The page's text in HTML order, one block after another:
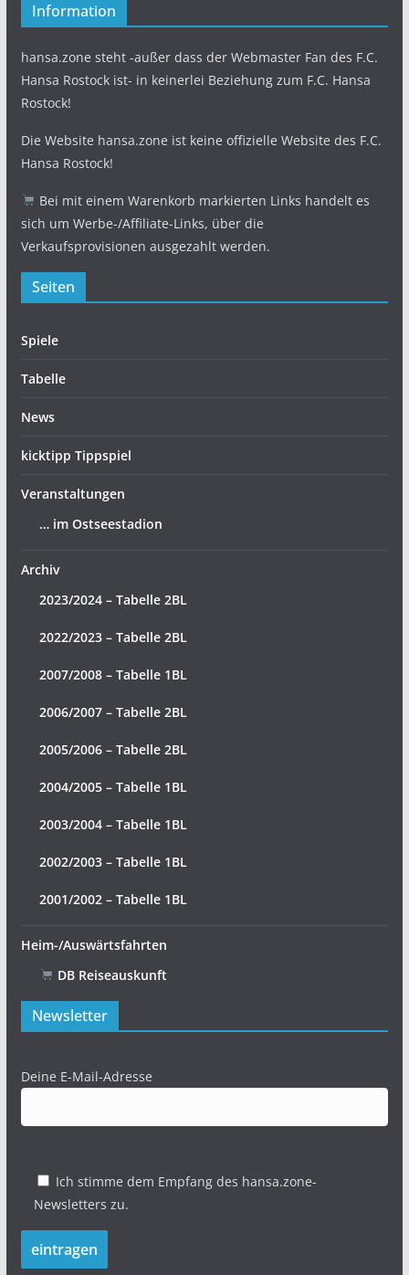
Information
hansa.zone steht -außer dass der Webmaster Fan des F.C.
Hansa Rostock ist- in keinerlei Beziehung zum F.C. Hansa
Rostock!
Die Website hansa.zone ist keine offizielle Website des F.C.
Hansa Rostock!
Bei mit einem Warenkorb markierten Links handelt es
sich um Werbe-/Affiliate-Links, über die
Verkaufsprovisionen ausgezahlt werden.
Seiten
Spiele
Tabelle
News
kicktipp Tippspiel
Veranstaltungen
… im Ostseestadion
Archiv
2023/2024 – Tabelle 2BL
2022/2023 – Tabelle 2BL
2007/2008 – Tabelle 1BL
2006/2007 – Tabelle 2BL
2005/2006 – Tabelle 2BL
2004/2005 – Tabelle 1BL
2003/2004 – Tabelle 1BL
2002/2003 – Tabelle 1BL
2001/2002 – Tabelle 1BL
Heim-/Auswärtsfahrten
DB Reiseauskunft
Newsletter
Deine E-Mail-Adresse
Ich stimme dem Empfang des hansa.zone-
Newsletters zu.